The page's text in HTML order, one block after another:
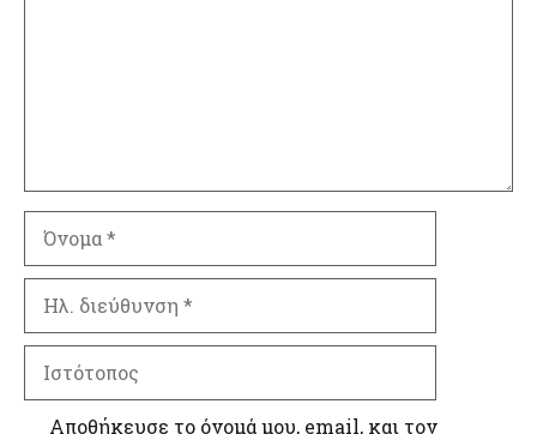
διεύθυνση
Αποθήκευσε το όνομά μου, email, και τον